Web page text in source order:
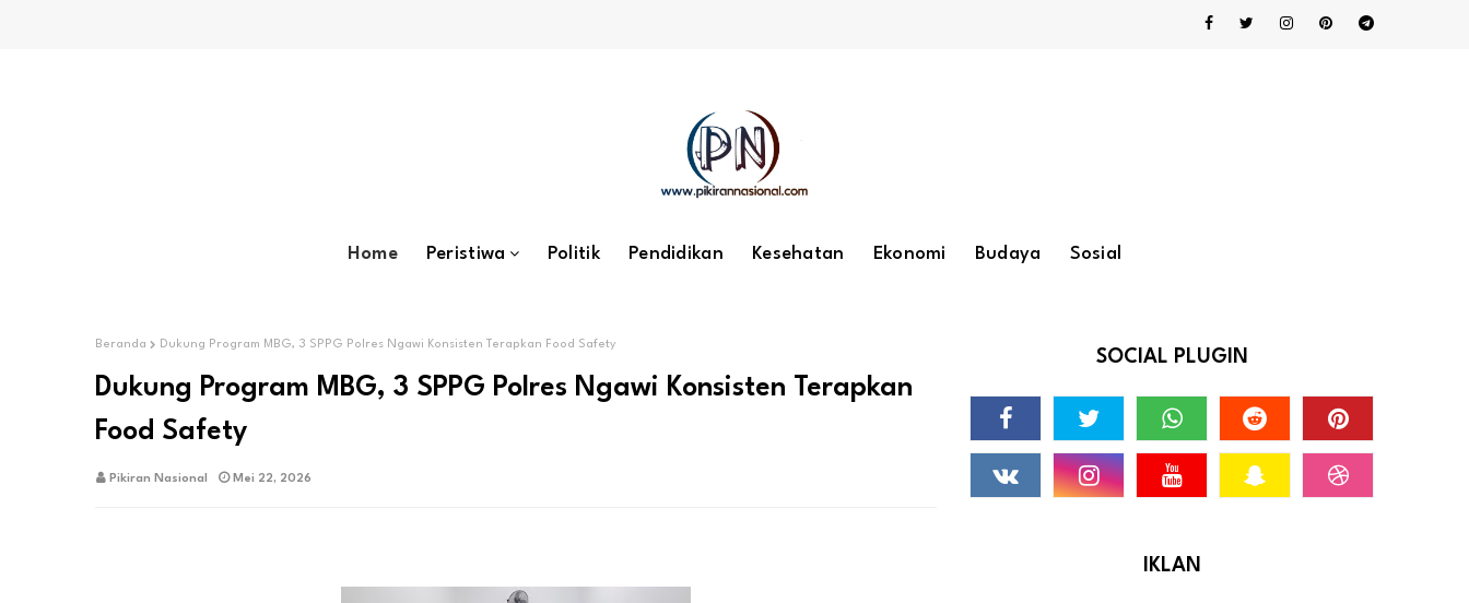
Home Peristiwa Politik Pendidikan Kesehatan Ekonomi Budaya Sosial
Beranda Dukung Program MBG, 3 SPPG Polres Ngawi Konsisten Terapkan Food Safety
Dukung Program MBG, 3 SPPG Polres Ngawi Konsisten Terapkan
Food Safety
Pikiran Nasional Mei 22, 2026
SOCIAL PLUGIN
IKLAN